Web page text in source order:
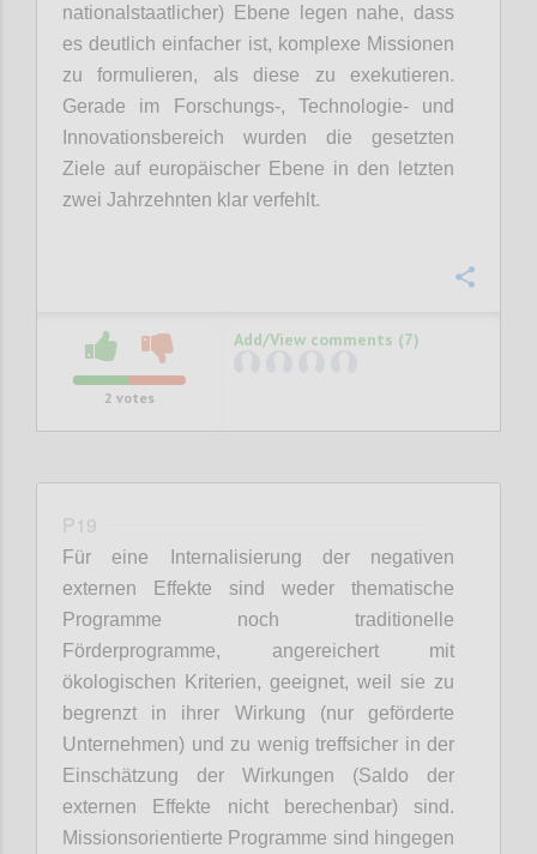
nationalstaatlicher) Ebene legen nahe, dass
es deutlich einfacher ist, komplexe Missionen
zu formulieren, als diese zu exekutieren.
Gerade im Forschungs-, Technologie- und
Innovationsbereich wurden die gesetzten
Ziele auf europäischer Ebene in den letzten
zwei Jahrzehnten klar verfehlt.
2 votes
Add/View comments (7)
P19
Für eine Internalisierung der negativen
externen Effekte sind weder thematische
Programme noch traditionelle
Förderprogramme, angereichert mit
ökologischen Kriterien, geeignet, weil sie zu
begrenzt in ihrer Wirkung (nur geförderte
Unternehmen) und zu wenig treffsicher in der
Einschätzung der Wirkungen (Saldo der
externen Effekte nicht berechenbar) sind.
Missionsorientierte Programme sind hingegen